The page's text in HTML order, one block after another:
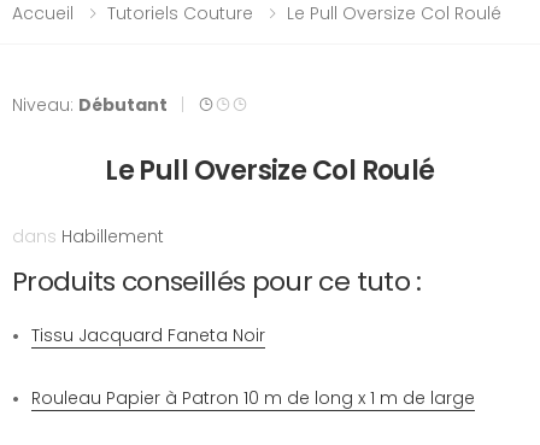
Accueil Tutoriels Couture Le Pull Oversize Col Roulé
Niveau: Débutant
Le Pull Oversize Col Roulé
dans Habillement
Produits conseillés pour ce tuto :
Tissu Jacquard Faneta Noir
Rouleau Papier à Patron 10 m de long x 1 m de large